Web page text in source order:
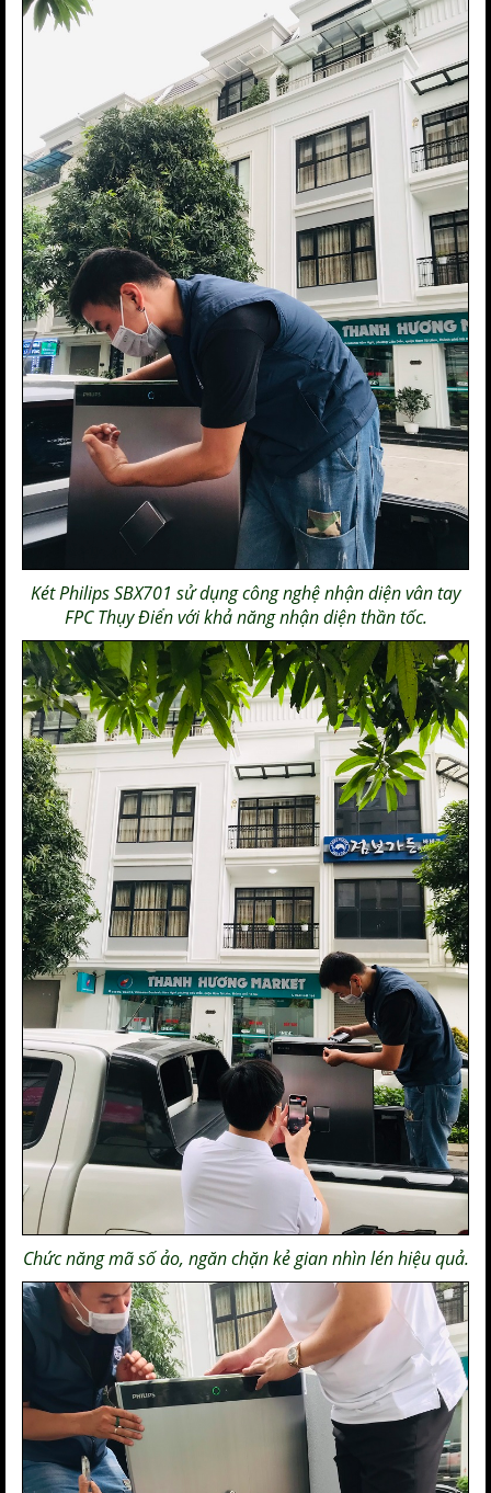
Két Philips SBX701 sử dụng công nghệ nhận diện vân tay
FPC Thụy Điển với khả năng nhận diện thần tốc.
Chức năng mã số ảo, ngăn chặn kẻ gian nhìn lén hiệu quả.